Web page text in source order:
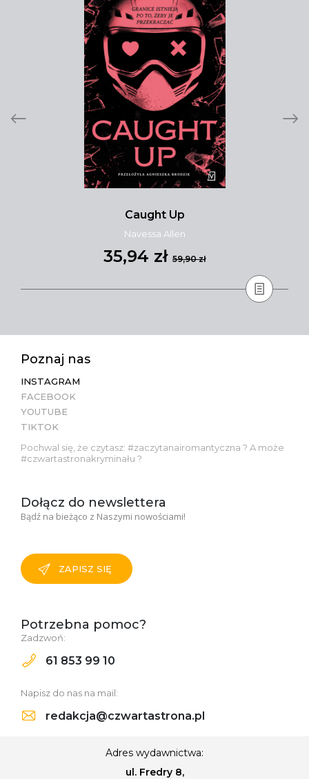
Caught Up
Navessa Allen
35,94 zł 59,90 zł
Poznaj nas
INSTAGRAM
FACEBOOK
YOUTUBE
TIKTOK
Pochwal się, że czytasz: #zaczytanairomantyczna ? A może
#czwartastronakryminału ?
Dołącz do newslettera
Bądź na bieżąco z Naszymi nowościami!
ZAPISZ SIĘ
Potrzebna pomoc?
Zadzwoń:
61 853 99 10
Napisz do nas na mail:
redakcja@czwartastrona.pl
Adres wydawnictwa:
ul. Fredry 8,